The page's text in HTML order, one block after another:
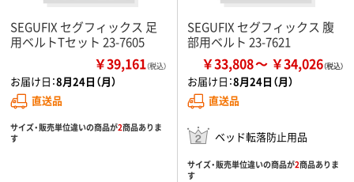
SEGUFIX セグフィックス 足
用ベルトTセット 23-7605
￥39,161（税込）
お届け日：8月24日（月）
直送品
サイズ・販売単位違いの商品が2商品ありま
す
SEGUFIX セグフィックス 腹
部用ベルト 23-7621
￥33,808 ￥34,026
お届け日：8月24日（月）
直送品
ベッド転落防止用品
サイズ・販売単位違いの商品が2商品ありま
す